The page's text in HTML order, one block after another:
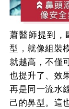
蕭醫師提到，
型，就像組裝
就越高，不僅
也提升了、效
再是同一流水
己的鼻型。這